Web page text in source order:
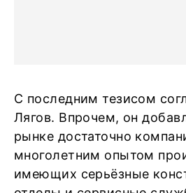
С последним тезисом
Лягов. Впрочем, он
рынке достаточно
многолетним опытом
имеющих серьёзные